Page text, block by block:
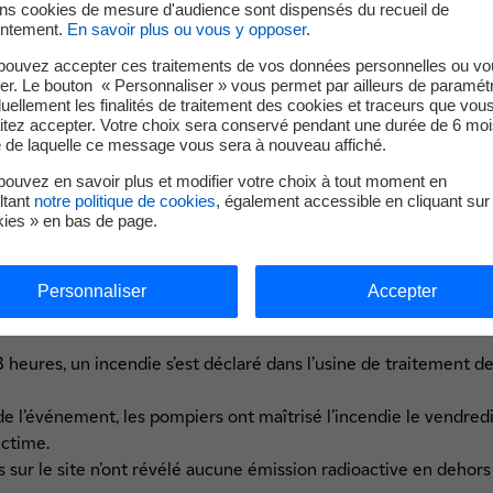
le dimanche 10 novembre. Les espaces bureaux de
mercredi 13 novembre.
différentes inspections et évaluations des sociétés
à l’installation est limité.
Sweden recensent précisement la totalité des
de planifier les activités nécessaires de remise en état
et de traitement de matériel.
sont tenus régulièrement informés de l’avancée de la
heures, un incendie s’est déclaré dans l’usine de traitement
l’événement, les pompiers ont maîtrisé l’incendie le
sur le site n’ont révélé aucune émission radioactive en
cookies de mesure d'audience sont dispensés du recueil de
En savoir plus ou vous y opposer.
accepter ces traitements de vos données personnelles ou
Le bouton « Personnaliser » vous permet par ailleurs de
les finalités de traitement des cookies et traceurs que vous
accepter. Votre choix sera conservé pendant une durée de 6
de laquelle ce message vous sera à nouveau affiché.
en savoir plus et modifier votre choix à tout moment en
notre politique de cookies, également accessible en cliquant sur
» en bas de page.
Personnaliser Accepter